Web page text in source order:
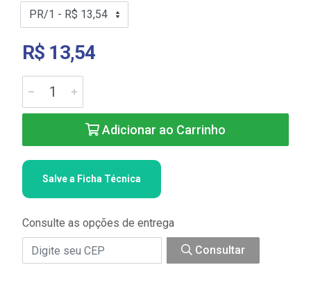
R$ 13,54
Adicionar ao Carrinho
Salve a Ficha Técnica
Consulte as opções de entrega
Consultar